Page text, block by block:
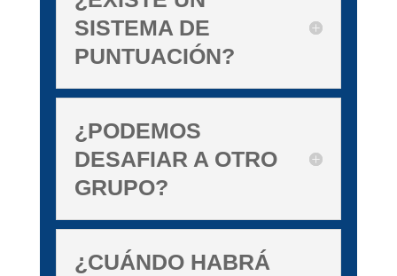
SISTEMA DE
PUNTUACIÓN?
¿PODEMOS
DESAFIAR A OTRO
GRUPO?
¿CUÁNDO HABRÁ